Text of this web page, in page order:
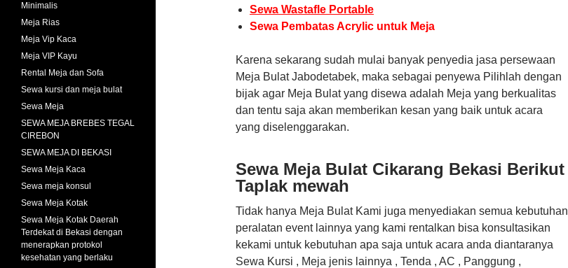
Sewa Wastafle Portable
Sewa Pembatas Acrylic untuk Meja
Karena sekarang sudah mulai banyak penyedia jasa persewaan
Meja Bulat Jabodetabek, maka sebagai penyewa Pilihlah dengan
bijak agar Meja Bulat yang disewa adalah Meja yang berkualitas
dan tentu saja akan memberikan kesan yang baik untuk acara
yang diselenggarakan.
Sewa Meja Bulat Cikarang Bekasi Berikut
Taplak mewah
Tidak hanya Meja Bulat Kami juga menyediakan semua kebutuhan
peralatan event lainnya yang kami rentalkan bisa konsultasikan
kekami untuk kebutuhan apa saja untuk acara anda diantaranya
Sewa Kursi , Meja jenis lainnya , Tenda , AC , Panggung ,
Minimalis
Meja Rias
Meja Vip Kaca
Meja VIP Kayu
Rental Meja dan Sofa
Sewa kursi dan meja bulat
Sewa Meja
SEWA MEJA BREBES TEGAL
CIREBON
SEWA MEJA DI BEKASI
Sewa Meja Kaca
Sewa meja konsul
Sewa Meja Kotak
Sewa Meja Kotak Daerah
Terdekat di Bekasi dengan
menerapkan protokol
kesehatan yang berlaku